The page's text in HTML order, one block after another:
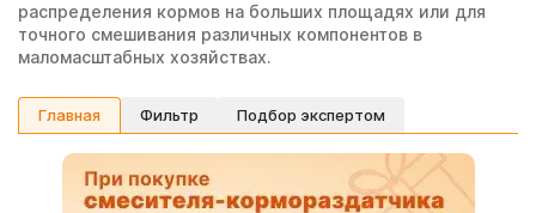
распределения кормов на больших площадях или для
точного смешивания различных компонентов в
маломасштабных хозяйствах.
Главная Фильтр Подбор экспертом